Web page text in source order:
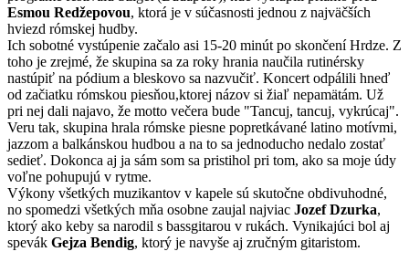
Esmou Redžepovou, ktorá je v súčasnosti jednou z najväčších
hviezd rómskej hudby.
Ich sobotné vystúpenie začalo asi 15-20 minút po skončení Hrdze. Z
toho je zrejmé, že skupina sa za roky hrania naučila rutinérsky
nastúpiť na pódium a bleskovo sa nazvučiť. Koncert odpálili hneď
od začiatku rómskou piesňou,ktorej názov si žiaľ nepamätám. Už
pri nej dali najavo, že motto večera bude "Tancuj, tancuj, vykrúcaj".
Veru tak, skupina hrala rómske piesne popretkávané latino motívmi,
jazzom a balkánskou hudbou a na to sa jednoducho nedalo zostať
sedieť. Dokonca aj ja sám som sa pristihol pri tom, ako sa moje údy
voľne pohupujú v rytme.
Výkony všetkých muzikantov v kapele sú skutočne obdivuhodné,
no spomedzi všetkých mňa osobne zaujal najviac Jozef Dzurka,
ktorý ako keby sa narodil s bassgitarou v rukách. Vynikajúci bol aj
spevák Gejza Bendig, ktorý je navyše aj zručným gitaristom.